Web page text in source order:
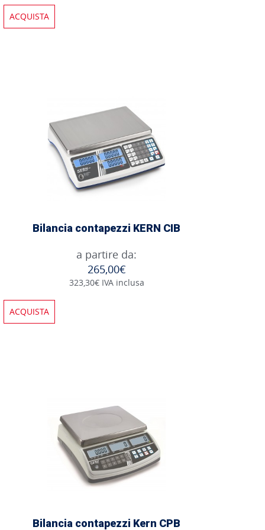
ACQUISTA
Bilancia contapezzi KERN CIB
a partire da:
265,00€
323,30€ IVA inclusa
ACQUISTA
Bilancia contapezzi Kern CPB